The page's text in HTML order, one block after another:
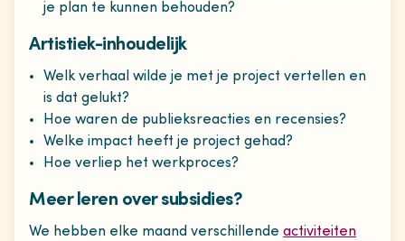
je plan te kunnen behouden?
Artistiek-inhoudelijk
Welk verhaal wilde je met je project vertellen en
is dat gelukt?
Hoe waren de publieksreacties en recensies?
Welke impact heeft je project gehad?
Hoe verliep het werkproces?
Meer leren over subsidies?
We hebben elke maand verschillende activiteiten